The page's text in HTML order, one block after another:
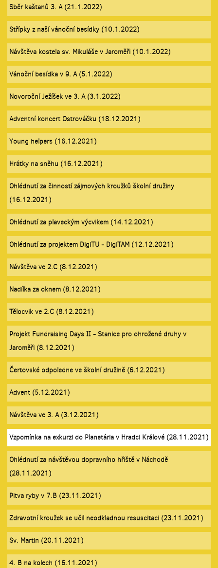
Sběr kaštanů 3. A (21.1.2022)
Střípky z naší vánoční besídky (10.1.2022)
Návštěva kostela sv. Mikuláše v Jaroměři (10.1.2022)
Vánoční besídka v 9. A (5.1.2022)
Novoroční Ježíšek ve 3. A (3.1.2022)
Adventní koncert Ostrováčku (18.12.2021)
Young helpers (16.12.2021)
Hrátky na sněhu (16.12.2021)
Ohlédnutí za činností zájmových kroužků školní družiny
(16.12.2021)
Ohlédnutí za plaveckým výcvikem (14.12.2021)
Ohlédnutí za projektem DigiTU - DigiTAM (12.12.2021)
Návštěva ve 2.C (8.12.2021)
Nadílka za oknem (8.12.2021)
Tělocvik ve 2.C (8.12.2021)
Projekt Fundraising Days II - Stanice pro ohrožené druhy v
Jaroměři (8.12.2021)
Čertovské odpoledne ve školní družině (6.12.2021)
Advent (5.12.2021)
Návštěva ve 3. A (3.12.2021)
Vzpomínka na exkurzi do Planetária v Hradci Králové (28.11.2021)
Ohlédnutí za návštěvou dopravního hřiště v Náchodě
(28.11.2021)
Pitva ryby v 7.B (23.11.2021)
Zdravotní kroužek se učil neodkladnou resuscitaci (23.11.2021)
Sv. Martin (20.11.2021)
4. B na kolech (16.11.2021)